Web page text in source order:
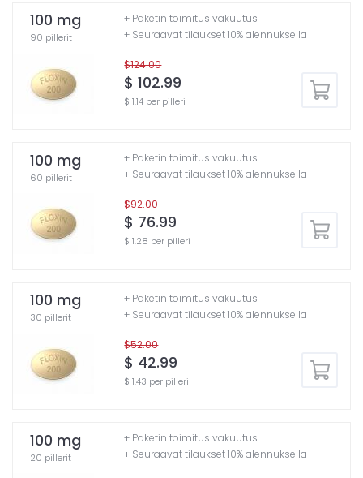
100 mg
90 pillerit
$124.00
$ 102.99
$ 1.14 per pilleri
+ Paketin toimitus vakuutus
+ Seuraavat tilaukset 10% alennuksella
100 mg
60 pillerit
$92.00
$ 76.99
$ 1.28 per pilleri
+ Paketin toimitus vakuutus
+ Seuraavat tilaukset 10% alennuksella
100 mg
30 pillerit
$52.00
$ 42.99
$ 1.43 per pilleri
+ Paketin toimitus vakuutus
+ Seuraavat tilaukset 10% alennuksella
100 mg
20 pillerit
+ Paketin toimitus vakuutus
+ Seuraavat tilaukset 10% alennuksella